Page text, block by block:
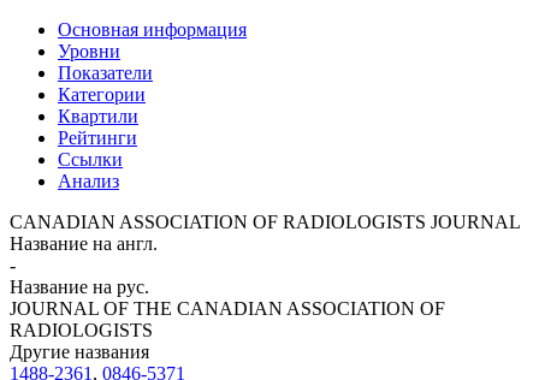
Основная информация
Уровни
Показатели
Категории
Квартили
Рейтинги
Ссылки
Анализ
CANADIAN ASSOCIATION OF RADIOLOGISTS JOURNAL
Название на англ.
-
Название на рус.
JOURNAL OF THE CANADIAN ASSOCIATION OF
RADIOLOGISTS
Другие названия
1488-2361 , 0846-5371